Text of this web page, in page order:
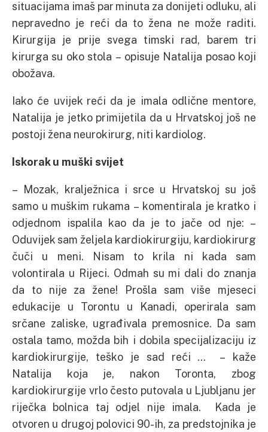
situacijama imaš par minuta za donijeti odluku, ali
nepravedno je reći da to žena ne može raditi.
Kirurgija je prije svega timski rad, barem tri
kirurga su oko stola – opisuje Natalija posao koji
obožava.
Iako će uvijek reći da je imala odlične mentore,
Natalija je jetko primijetila da u Hrvatskoj još ne
postoji žena neurokirurg, niti kardiolog.
Iskorak u muški svijet
– Mozak, kralježnica i srce u Hrvatskoj su još
samo u muškim rukama – komentirala je kratko i
odjednom ispalila kao da je to jače od nje: –
Oduvijek sam željela kardiokirurgiju, kardiokirurg
čuči u meni. Nisam to krila ni kada sam
volontirala u Rijeci. Odmah su mi dali do znanja
da to nije za žene! Prošla sam više mjeseci
edukacije u Torontu u Kanadi, operirala sam
srčane zaliske, ugrađivala premosnice. Da sam
ostala tamo, možda bih i dobila specijalizaciju iz
kardiokirurgije, teško je sad reći … – kaže
Natalija koja je, nakon Toronta, zbog
kardiokirurgije vrlo često putovala u Ljubljanu jer
riječka bolnica taj odjel nije imala. Kada je
otvoren u drugoj polovici 90-ih, za predstojnika je